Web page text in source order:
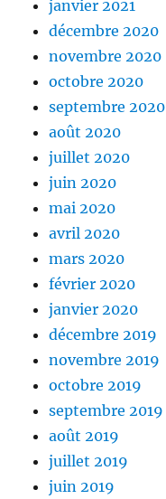
janvier 2021
décembre 2020
novembre 2020
octobre 2020
septembre 2020
août 2020
juillet 2020
juin 2020
mai 2020
avril 2020
mars 2020
février 2020
janvier 2020
décembre 2019
novembre 2019
octobre 2019
septembre 2019
août 2019
juillet 2019
juin 2019